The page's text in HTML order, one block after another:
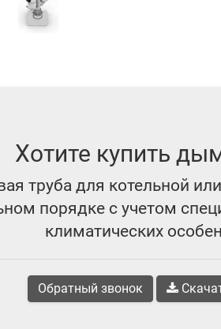
Хотите купить
труба для котельной
порядке с учетом
климатических
Обратный звонок